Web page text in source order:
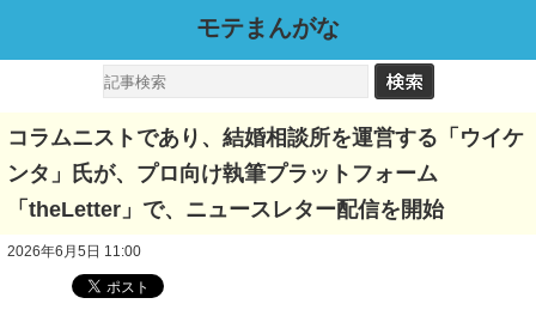
モテまんがな
コラムニストであり、結婚相談所を運営する「ウイケ
ンタ」氏が、プロ向け執筆プラットフォーム
「theLetter」で、ニュースレター配信を開始
2026年6月5日 11:00